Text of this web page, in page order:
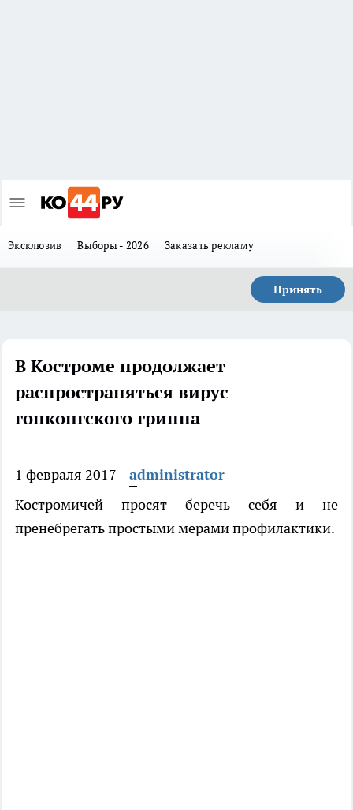
Эксклюзив Выборы - 2026 Заказать рекламу
Принять
В Костроме продолжает
распространяться вирус
гонконгского гриппа
1 февраля 2017
administrator
Костромичей просят беречь себя и не
пренебрегать простыми мерами профилактики.